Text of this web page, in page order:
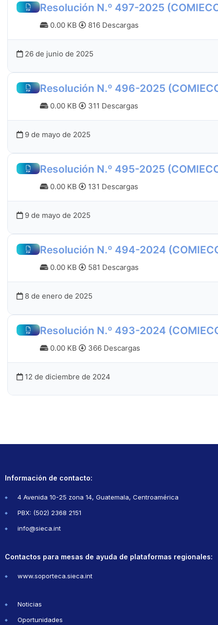
Resolución N.º 497-2025
0.00 KB 816 Descargas
26 de junio de 2025
Resolución N.º 496-2025
0.00 KB 311 Descargas
9 de mayo de 2025
Resolución N.º 495-2025
0.00 KB 131 Descargas
9 de mayo de 2025
Resolución N.º 494-2024
0.00 KB 581 Descargas
8 de enero de 2025
Resolución N.º 493-2024
0.00 KB 366 Descargas
12 de diciembre de 2024
Información de contacto:
4 Avenida 10-25 zona 14, Guatemala, Centroamérica
PBX: (502) 2368 2151
info@sieca.int
Contactos para mesas de ayuda de plataformas regionales:
www.soporteca.sieca.int
Noticias
Oportunidades